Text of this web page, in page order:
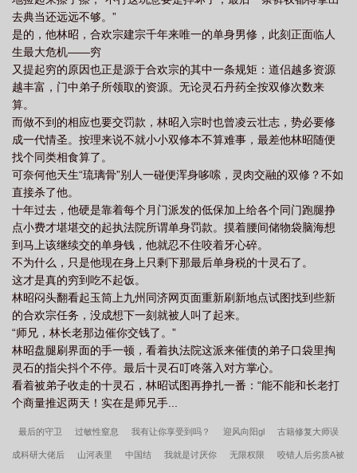
去典当还远远不够。”
是的，他林昭，合欢宗建宗千年来唯一的单身男修，此刻正面临人
生最大危机——穷
又提起穷的原因也正是源于合欢宗的其中一条规矩：道侣越多资源
越丰富，门中弟子所领取的资源。无论灵石丹药全按双修次数来
算。
而做不到的相应也要交罚款，林昭入宗时也曾凌云壮志，势必要修
成一代情圣。按理来说不就小小双修本不算难事，最差他林昭随便
找个同类相食算了。
可奈何他天生“琉璃骨”别人一碰便浑身哆嗦，灵肉交融的双修？不如
直接杀了他。
十年过去，他硬是靠着每个月门派发的低保加上给各个同门跑腿挣
点小费才堪堪交的起执法院所谓单身罚款。摸着腰间储物袋脑海想
到马上该继续交的单身钱，他就忍不住咬着牙心碎。
不为什么，只是他现在身上只剩下那最后单身税的十灵石了。
这才是真的穷到吃不起饭。
林昭闷头翻看起玉筒上九州同济网页面重新刷新地点试图找到些新
的合欢宗任务，没成想下一刻就被人叫了起来。
“师兄，林长老那边催你交钱了。”
林昭盘腿刷界面的手一顿，看着执法院这派来催债的弟子口袋里掏
灵石的指尖抖个不停。最后十灵石叮咚落入对方掌心。
看着被弟子收走的十灵石，林昭试图再挣扎一番：“能不能和长老打
个商量推迟两天！实在是师兄手...
最后的守卫 过敏性窒息 我有让你享受到吗？ 迎风向阳gl 古籍修复大师误
成科研大佬后 山河表里 中国结 我就是讨厌你 无限权限 咬错人后劣质A被